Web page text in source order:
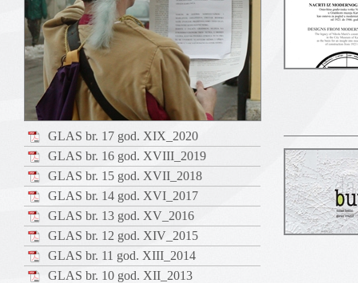
GLAS br. 17 god. XIX_2020
GLAS br. 16 god. XVIII_2019
GLAS br. 15 god. XVII_2018
GLAS br. 14 god. XVI_2017
GLAS br. 13 god. XV_2016
GLAS br. 12 god. XIV_2015
GLAS br. 11 god. XIII_2014
GLAS br. 10 god. XII_2013